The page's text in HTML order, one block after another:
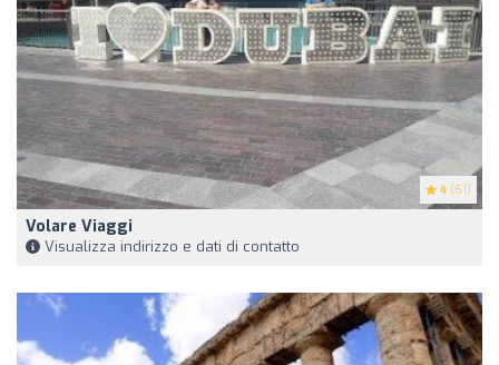
4 (61)
Volare Viaggi
Visualizza indirizzo e dati di contatto